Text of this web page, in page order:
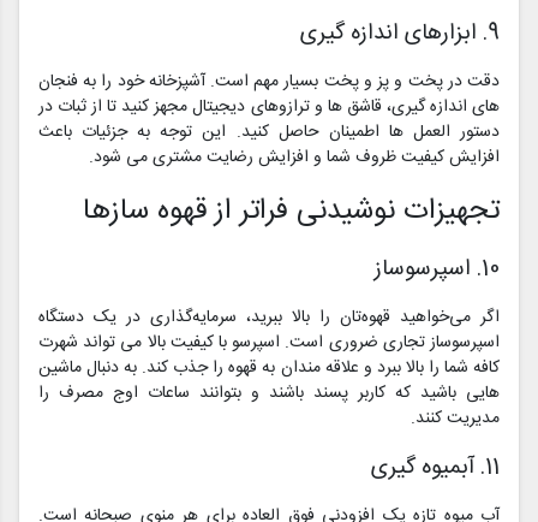
9. ابزارهای اندازه گیری
دقت در پخت و پز و پخت بسیار مهم است. آشپزخانه خود را به فنجان
های اندازه گیری، قاشق ها و ترازوهای دیجیتال مجهز کنید تا از ثبات در
دستور العمل ها اطمینان حاصل کنید. این توجه به جزئیات باعث
افزایش کیفیت ظروف شما و افزایش رضایت مشتری می شود.
تجهیزات نوشیدنی فراتر از قهوه سازها
10. اسپرسوساز
اگر می‌خواهید قهوه‌تان را بالا ببرید، سرمایه‌گذاری در یک دستگاه
اسپرسوساز تجاری ضروری است. اسپرسو با کیفیت بالا می تواند شهرت
کافه شما را بالا ببرد و علاقه مندان به قهوه را جذب کند. به دنبال ماشین
هایی باشید که کاربر پسند باشند و بتوانند ساعات اوج مصرف را
مدیریت کنند.
11. آبمیوه گیری
آب میوه تازه یک افزودنی فوق العاده برای هر منوی صبحانه است.